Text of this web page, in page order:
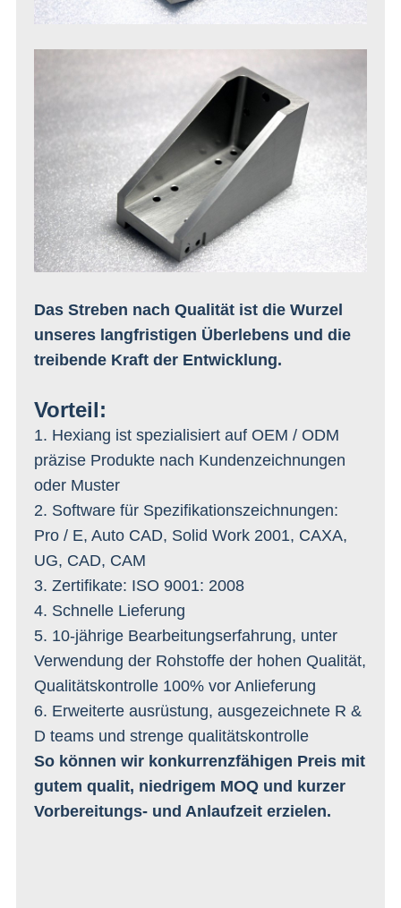
Das Streben nach Qualität ist die Wurzel
unseres langfristigen Überlebens und die
treibende Kraft der Entwicklung.
Vorteil:
1. Hexiang ist spezialisiert auf OEM / ODM
präzise Produkte nach Kundenzeichnungen
oder Muster
2. Software für Spezifikationszeichnungen:
Pro / E, Auto CAD, Solid Work 2001, CAXA,
UG, CAD, CAM
3. Zertifikate: ISO 9001: 2008
4. Schnelle Lieferung
5. 10-jährige Bearbeitungserfahrung, unter
Verwendung der Rohstoffe der hohen Qualität,
Qualitätskontrolle 100% vor Anlieferung
6. Erweiterte ausrüstung, ausgezeichnete R &
D teams und strenge qualitätskontrolle
So können wir konkurrenzfähigen Preis mit
gutem qualit, niedrigem MOQ und kurzer
Vorbereitungs- und Anlaufzeit erzielen.